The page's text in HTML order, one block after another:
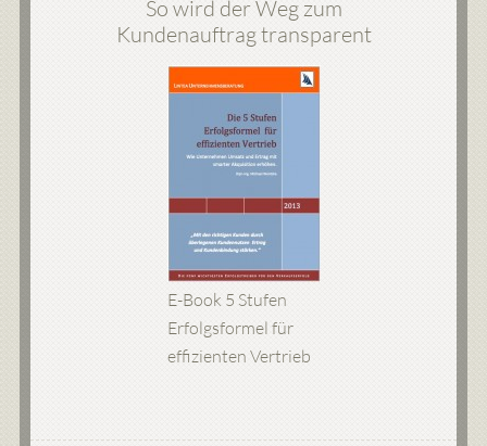
So wird der Weg zum
Kundenauftrag transparent
E-Book 5 Stufen
Erfolgsformel für
effizienten Vertrieb